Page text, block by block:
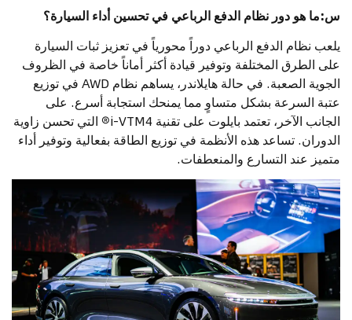
س:ما هو دور نظام الدفع الرباعي في تحسين أداء السيارة؟
يلعب نظام الدفع الرباعي دوراً محورياً في تعزيز ثبات السيارة
على الطرق المختلفة وتوفير قيادة أكثر أماناً خاصة في الظروف
الجوية الصعبة. في حالة هايلاندر، يساهم نظام AWD في توزيع
عتبة السرعة بشكل متساوٍ مما يمنحك استجابة أسرع. على
الجانب الآخر، تعتمد بايلوت على تقنية i-VTM4
® التي تحسن زاوية
الدوران. تساعد هذه الأنظمة في توزيع الطاقة بفعالية وتوفير أداء
متميز عند التسارع والمنعطفات.